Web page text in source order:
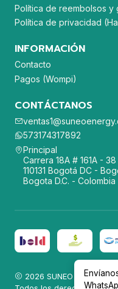
Política de reembolsos y
Política de privacidad
INFORMACIÓN
Contacto
Pagos (Wompi)
CONTÁCTANOS
573174317892
Principal
Carrera 18A # 161A - 38
110131 Bogotá DC -
Bogota D.C. - Colombia
2026 SUNEO ENERGY